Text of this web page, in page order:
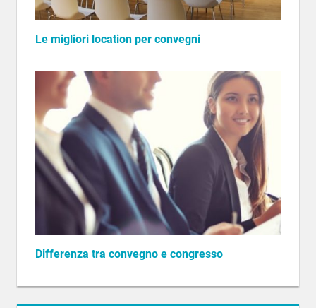
Le migliori location per convegni
Differenza tra convegno e congresso